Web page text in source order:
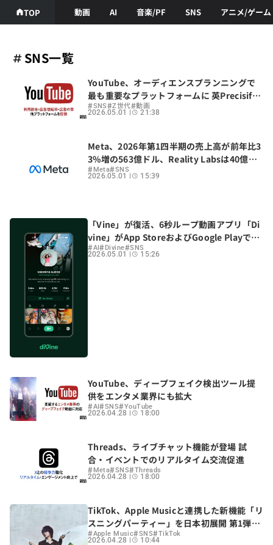
TOP 動画 AI 音楽/PF SNS アニメ/ゲーム
SNS一覧
YouTube、オーディエンスプランニングで
最も重要なプラットフォームに 英Precisify
がZ世代・ミレニアル世代を調査
#SNS#Z世代#動画
2026.05.01 21:38
Meta、2026年第1四半期の売上高が前年比3
3%増の563億ドル、Reality Labsは40億ド
ルの営業損失
#Meta#SNS
2026.05.01 15:39
「Vine」が復活、6秒ループ動画アプリ「Di
vine」がApp StoreおよびGoogle Playで正
式リリース
#AI#Divine#SNS
2026.05.01 15:26
YouTube、ディープフェイク検出ツール提
供をエンタメ業界にも拡大
#AI#SNS#YouTube
2026.04.28 18:00
Threads、ライブチャット機能が登場 試
合・イベントでのリアルタイム交流促進
#Meta#SNS#Threads
2026.04.28 18:00
TikTok、Apple Musicと連携した新機能「リ
スニングパーティー」を日本初展開 第1弾に
大森元貴
#Apple Music#SNS#TikTok
2026.04.28 10:44